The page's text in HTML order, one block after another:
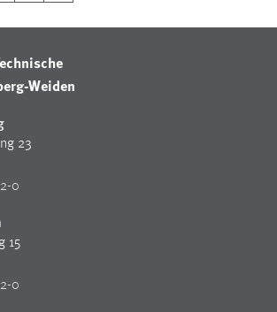
Weiden
23
0
15
0
Seitenauslieferung wird in diesem Cookie
speichert die gewählte Sprache der Website.